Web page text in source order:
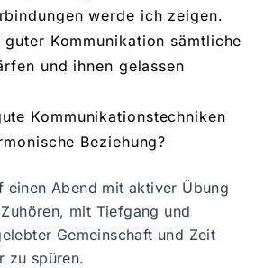
werde ich zeigen.
Kommunikation sämtliche
und ihnen gelassen
Kommunikationstechniken
Beziehung?
einen Abend mit aktiver Übung
mit Tiefgang und
Gemeinschaft und Zeit
zu spüren.